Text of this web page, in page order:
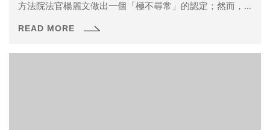
方法院法官楊麗文做出一個「極不尋常」的認定；然而，...
READ MORE